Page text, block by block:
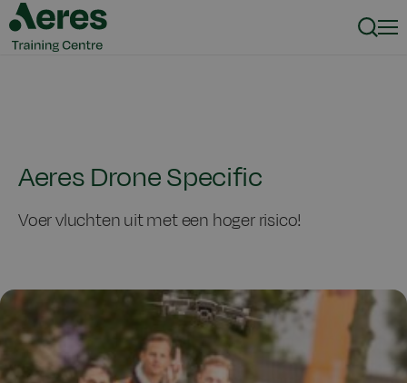
Aeres Drone Specific
Voer vluchten uit met een hoger risico!